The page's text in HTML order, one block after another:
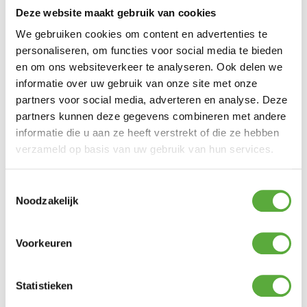
Deze website maakt gebruik van cookies
We gebruiken cookies om content en advertenties te
personaliseren, om functies voor social media te bieden
en om ons websiteverkeer te analyseren. Ook delen we
informatie over uw gebruik van onze site met onze
partners voor social media, adverteren en analyse. Deze
partners kunnen deze gegevens combineren met andere
informatie die u aan ze heeft verstrekt of die ze hebben
verzameld op basis van uw gebruik van hun services.
Noodzakelijk
Voorkeuren
Statistieken
Gratis verzending vanaf €250,-*
Snelle verzending & levering aan huis
Kopersbescherming met Trusted Shops
2 op voorraad
In winkelmand
De Cosiscoop Original gaslantaarn moss
dankzij de handige draaghendel overal neer.
Verzamel vrienden en familie en geniet
Sfeervolle gaslantaarn voor binnen en
De Cosiscoop Original gaslantaarn moss
green is niet alleen leuk om te krijgen, maar